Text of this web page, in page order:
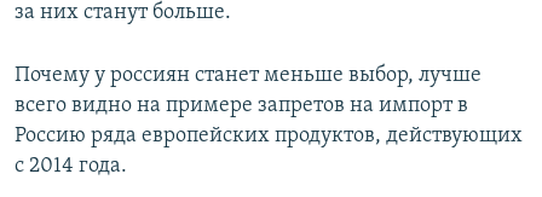
за них станут больше.
Почему у россиян станет меньше выбор, лучше
всего видно на примере запретов на импорт в
Россию ряда европейских продуктов, действующих
с 2014 года.